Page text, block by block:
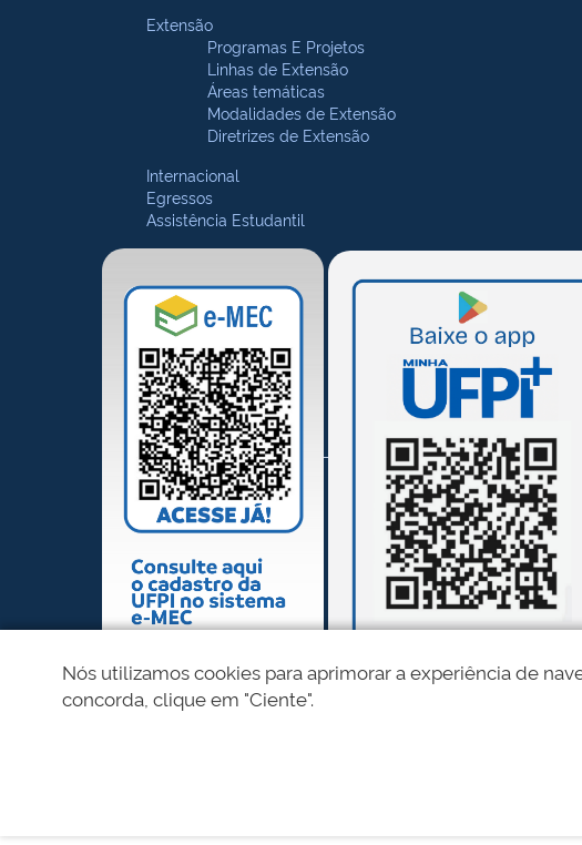
Extensão
Programas E Projetos
Linhas de Extensão
Áreas temáticas
Modalidades de Extensão
Diretrizes de Extensão
Internacional
Egressos
Assistência Estudantil
Nós utilizamos cookies para aprimorar a experiência de
concorda, clique em "Ciente".